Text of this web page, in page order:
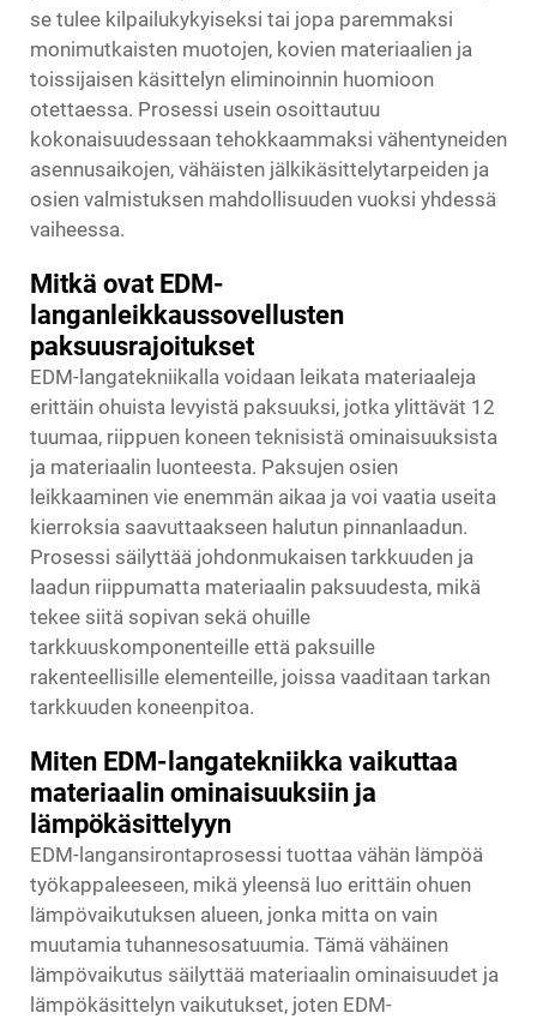
se tulee kilpailukykyiseksi tai jopa paremmaksi
monimutkaisten muotojen, kovien materiaalien ja
toissijaisen käsittelyn eliminoinnin huomioon
otettaessa. Prosessi usein osoittautuu
kokonaisuudessaan tehokkaammaksi vähentyneiden
asennusaikojen, vähäisten jälkikäsittelytarpeiden ja
osien valmistuksen mahdollisuuden vuoksi yhdessä
vaiheessa.
Mitkä ovat EDM-
langanleikkaussovellusten
paksuusrajoitukset
EDM-langatekniikalla voidaan leikata materiaaleja
erittäin ohuista levyistä paksuuksi, jotka ylittävät 12
tuumaa, riippuen koneen teknisistä ominaisuuksista
ja materiaalin luonteesta. Paksujen osien
leikkaaminen vie enemmän aikaa ja voi vaatia useita
kierroksia saavuttaakseen halutun pinnanlaadun.
Prosessi säilyttää johdonmukaisen tarkkuuden ja
laadun riippumatta materiaalin paksuudesta, mikä
tekee siitä sopivan sekä ohuille
tarkkuuskomponenteille että paksuille
rakenteellisille elementeille, joissa vaaditaan tarkan
tarkkuuden koneenpitoa.
Miten EDM-langatekniikka vaikuttaa
materiaalin ominaisuuksiin ja
lämpökäsittelyyn
EDM-langansirontaprosessi tuottaa vähän lämpöä
työkappaleeseen, mikä yleensä luo erittäin ohuen
lämpövaikutuksen alueen, jonka mitta on vain
muutamia tuhannesosatuumia. Tämä vähäinen
lämpövaikutus säilyttää materiaalin ominaisuudet ja
lämpökäsittelyn vaikutukset, joten EDM-